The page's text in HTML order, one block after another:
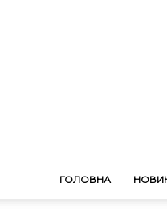
ГОЛОВНА